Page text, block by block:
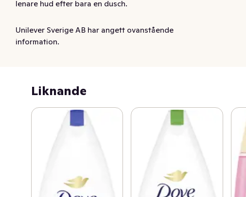
lenare hud efter bara en dusch.
Dove Hydrate är speciellt framtagen för att vara mild
mot huden och innehåller 100 % skonsamma
näring åt huden och är mikrobiomvänlig.
Fuktig hud är mer mottaglig för krämer och serum, så
efter duschen är det perfekta tillfället att "låsa in"
Så här använder du Dove Hydrate:
Unilever Sverige AB har angett ovanstående
information.
Liknande